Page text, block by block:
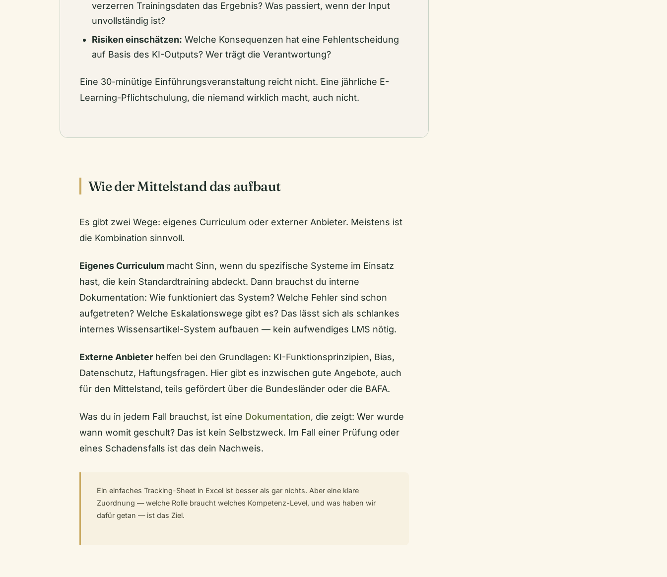
verzerren Trainingsdaten das Ergebnis? Was passiert, wenn der Input
unvollständig ist?
Risiken einschätzen: Welche Konsequenzen hat eine Fehlentscheidung
auf Basis des KI-Outputs? Wer trägt die Verantwortung?
Eine 30-minütige Einführungsveranstaltung reicht nicht. Eine jährliche E-
Learning-Pflichtschulung, die niemand wirklich macht, auch nicht.
Wie der Mittelstand das aufbaut
Es gibt zwei Wege: eigenes Curriculum oder externer Anbieter. Meistens ist
die Kombination sinnvoll.
Eigenes Curriculum macht Sinn, wenn du spezifische Systeme im Einsatz
hast, die kein Standardtraining abdeckt. Dann brauchst du interne
Dokumentation: Wie funktioniert das System? Welche Fehler sind schon
aufgetreten? Welche Eskalationswege gibt es? Das lässt sich als schlankes
internes Wissensartikel-System aufbauen — kein aufwendiges LMS nötig.
Externe Anbieter helfen bei den Grundlagen: KI-Funktionsprinzipien, Bias,
Datenschutz, Haftungsfragen. Hier gibt es inzwischen gute Angebote, auch
für den Mittelstand, teils gefördert über die Bundesländer oder die BAFA.
Was du in jedem Fall brauchst, ist eine Dokumentation, die zeigt: Wer wurde
wann womit geschult? Das ist kein Selbstzweck. Im Fall einer Prüfung oder
eines Schadensfalls ist das dein Nachweis.
Ein einfaches Tracking-Sheet in Excel ist besser als gar nichts. Aber eine klare
Zuordnung — welche Rolle braucht welches Kompetenz-Level, und was haben wir
dafür getan — ist das Ziel.